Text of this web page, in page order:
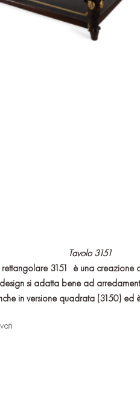
Tavolo 3151
3151 è una creazione
design si adatta bene ad
in versione quadrata (3150) ed